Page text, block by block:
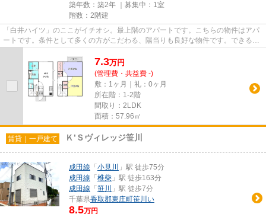
築年数：築2年 ｜募集中： 1室
階数：2階建
「白井ハイツ」のここがイチオシ。最上階のアパートです。こちらの物件はアパ
ートです。条件として多くの方がこだわる、陽当りも良好な物件です。できるだ
7.3万円
(管理費・共益費 -)
敷：1ヶ月｜礼：0ヶ月
所在階：1-2階
間取り：2LDK
面積：57.96㎡
賃貸｜一戸建て Ｋ’Ｓヴィレッジ笹川
成田線 「 小見川
」駅 徒歩75分
成田線 「 椎柴 」駅 徒歩163分
成田線 「 笹川
」駅 徒歩7分
千葉県香取郡東庄町笹川い
8.5万円